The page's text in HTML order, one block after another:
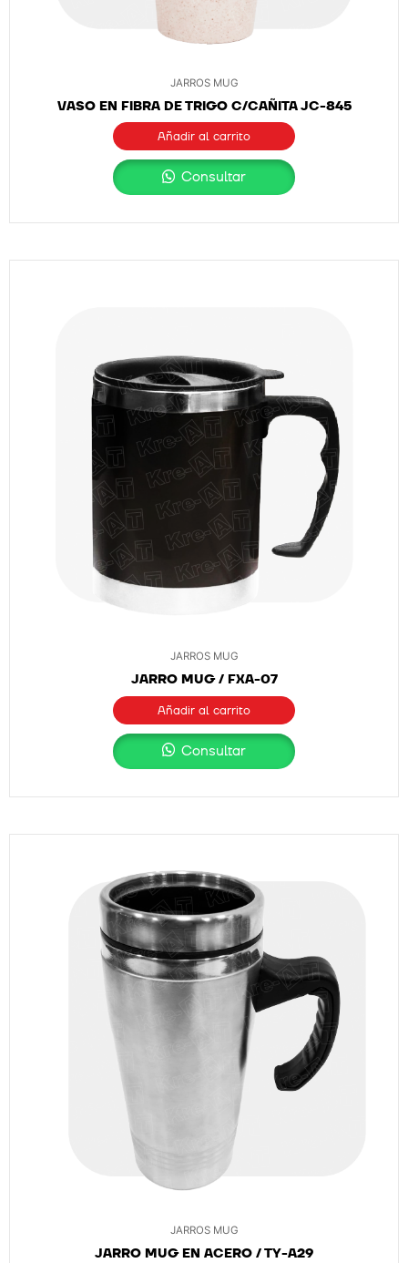
JARROS MUG
VASO EN FIBRA DE TRIGO C/CAÑITA JC-845
Añadir al carrito
Consultar
JARROS MUG
JARRO MUG / FXA-07
Añadir al carrito
Consultar
JARROS MUG
JARRO MUG EN ACERO / TY-A29